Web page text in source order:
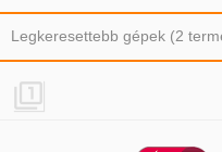
Legkeresettebb gépek (2
